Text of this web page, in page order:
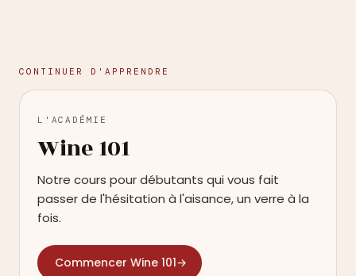
CONTINUER D'APPRENDRE
L'ACADÉMIE
Wine 101
Notre cours pour débutants qui vous fait
passer de l'hésitation à l'aisance, un verre à la
fois.
Commencer Wine 101→